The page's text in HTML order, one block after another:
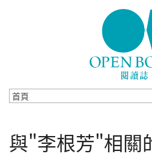
與"李根芳"相關